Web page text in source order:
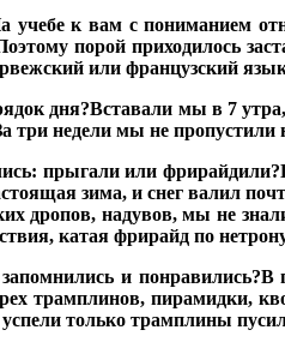
учебе к вам с пониманием
порой приходилось
или французский
дня?Вставали мы в 7 утра,
три недели мы не пропустили
прыгали или фрирайдили?
зима, и снег валил
дропов, надувов, мы не
катая фрирайд по
и понравились?В
трамплинов, пирамидки,
только трамплины